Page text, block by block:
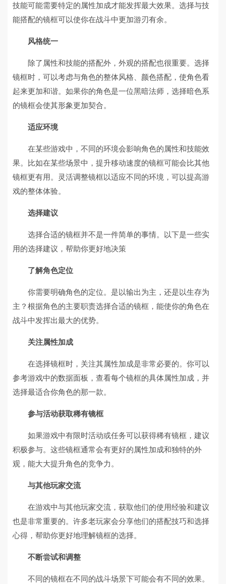
技能可能需要特定的属性加成才能发挥最大效果。选择与技
能搭配的镜框可以使你在战斗中更加游刃有余。
风格统一
除了属性和技能的搭配外，外观的搭配也很重要。选择
镜框时，可以考虑与角色的整体风格、颜色搭配，使角色看
起来更加和谐。如果你的角色是一位黑暗法师，选择暗色系
的镜框会使其形象更加契合。
适应环境
在某些游戏中，不同的环境会影响角色的属性和技能效
果。比如在某些场景中，提升移动速度的镜框可能会比其他
镜框更有用。灵活调整镜框以适应不同的环境，可以提高游
戏的整体体验。
选择建议
选择合适的镜框并不是一件简单的事情。以下是一些实
用的选择建议，帮助你更好地决策
了解角色定位
你需要明确角色的定位。是以输出为主，还是以生存为
主？根据角色的主要职责选择合适的镜框，能使你的角色在
战斗中发挥出最大的优势。
关注属性加成
在选择镜框时，关注其属性加成是非常必要的。你可以
参考游戏中的数据面板，查看每个镜框的具体属性加成，并
选择最适合你角色的那一款。
参与活动获取稀有镜框
如果游戏中有限时活动或任务可以获得稀有镜框，建议
积极参与。这些镜框通常会有更好的属性加成和独特的外
观，能大大提升角色的竞争力。
与其他玩家交流
在游戏中与其他玩家交流，获取他们的使用经验和建议
也是非常重要的。许多老玩家会分享他们的搭配技巧和选择
心得，帮助你更好地理解镜框的选择。
不断尝试和调整
不同的镜框在不同的战斗场景下可能会有不同的效果。